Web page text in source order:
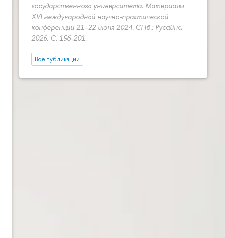
государственного университета. Материалы
XVI международной научно-практической
конференции 21–22 июня 2024. СПб.: Русайнс,
2026. С. 196-201.
Все публикации